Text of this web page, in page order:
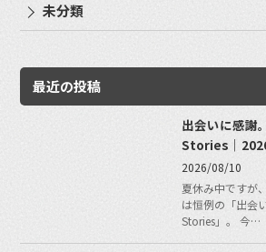
未分類
最近の投稿
出会いに感謝
Stories｜
2026/08/10
夏休み中ですが
は恒例の「出会
Stories」。 今…